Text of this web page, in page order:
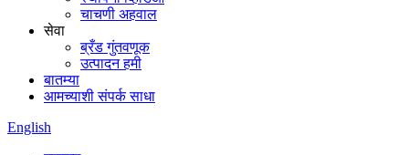
चाचणी अहवाल
सेवा
ब्रँड गुंतवणूक
उत्पादन हमी
बातम्या
आमच्याशी संपर्क साधा
English